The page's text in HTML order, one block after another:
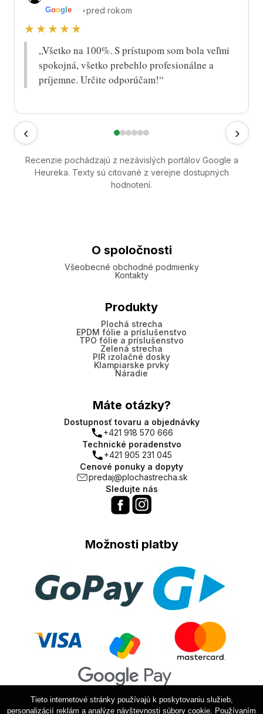
‹
Goog le •pred rokom
★★★★★
„Všetko na 100%. S prístupom som bola veľmi
spokojná, všetko prebehlo profesionálne a
príjemne. Určite odporúčam!“
›
Recenzie pochádzajú z nezávislých portálov Google a
Heureka. Texty sú citované z verejne dostupných
hodnotení.
O spoločnosti
Všeobecné obchodné podmienky
Kontakty
Produkty
Plochá strecha
EPDM fólie a príslušenstvo
TPO fólie a príslušenstvo
Zelená strecha
PIR izolačné dosky
Klampiarske prvky
Náradie
Máte otázky?
Dostupnosť tovaru a objednávky
+421 918 570 666
Technické poradenstvo
+421 905 231 045
Cenové ponuky a dopyty
predaj@plochastrecha.sk
Sledujte nás
Možnosti platby
Tieto internetové stránky používajú k poskytovaniu služieb,
personalizácií reklám a analýze návštevnosti súbory cookie. Používaním